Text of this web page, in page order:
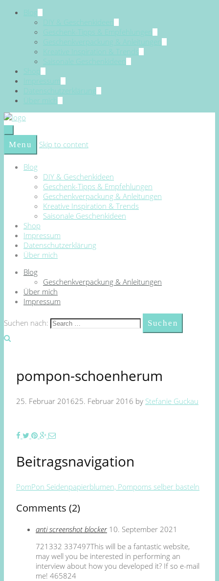
Blog
DIY & Geschenkideen
Geschenk-Tipps & Empfehlungen
Geschenkverpackung & Anleitungen
Kreative Inspiration & Trends
Saisonale Geschenkideen
Shop
Impressum
Datenschutzerklärung
Über mich
Menu Skip to content
Blog
DIY & Geschenkideen
Geschenk-Tipps & Empfehlungen
Geschenkverpackung & Anleitungen
Kreative Inspiration & Trends
Saisonale Geschenkideen
Shop
Impressum
Datenschutzerklärung
Über mich
Blog
Geschenkverpackung & Anleitungen
Über mich
Impressum
Suchen nach:
pompon-schoenherum
25. Februar 201625. Februar 2016 by Stefanie Guckau
Beitragsnavigation
PomPon Seidenpapierblumen, Pompoms selber basteln
Comments (2)
anti screenshot blocker 10. September 2021
721332 337497This will be a fantastic website,
may well you be interested in performing an
interview about how you developed it? If so e-mail
me! 465824